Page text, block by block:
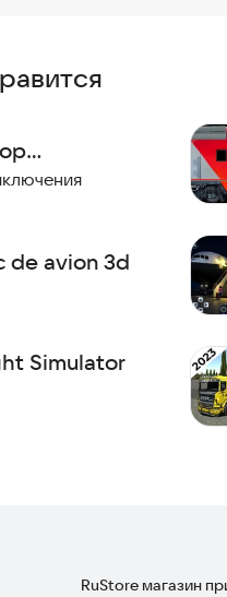
de avion 3d
Simulator
RuStore магазин